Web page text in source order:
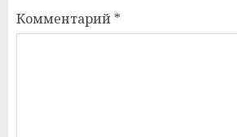
Комментарий *